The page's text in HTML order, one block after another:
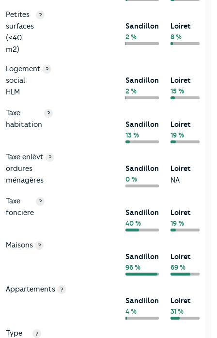
Petites
surfaces
(<40
m2)
?
Sandillon
2 %
Loiret
8 %
Logement
social
HLM
?
Sandillon
2 %
Loiret
15 %
Taxe
habitation
?
Sandillon
13 %
Loiret
19 %
Taxe enlèvt
ordures
ménagères
?
Sandillon
0 %
Loiret
NA
Taxe
foncière
?
Sandillon
40 %
Loiret
19 %
Maisons ?
Sandillon
96 %
Loiret
69 %
Appartements ?
Sandillon
4 %
Loiret
31 %
Type
?